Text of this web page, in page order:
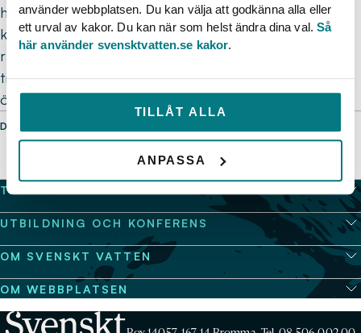
använder webbplatsen. Du kan välja att godkänna alla eller
ett urval av kakor. Du kan när som helst ändra dina val.Så
här använder svensktvatten.se kakor.
TILLÅT ALLA
ANPASSA
hälsoeffekter och sjukdomar, men att de boende inte
kunnat visa att det föreligger någon skada som ger
rätt till ersättning. Kallingeborna överklagade domen
till Högsta domstolen som nu alltså beslutat att pröva
överklagandena.
DELA SIDAN
TJÄNSTER OCH VERKTYG
UTBILDNING OCH KONFERENS
OM SVENSKT VATTEN
OM WEBBPLATSEN